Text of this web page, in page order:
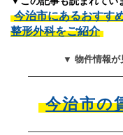
今治市にあるおすす
整形外科をご紹介
▼ 物件情報が
今治市の